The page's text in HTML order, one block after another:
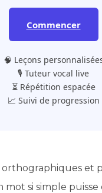
Commencer
🧠 Leçons
🎙️ Tuteur vocal live
⏳ Répétition espacée
📈 Suivi de progression
orthographiques
si simple